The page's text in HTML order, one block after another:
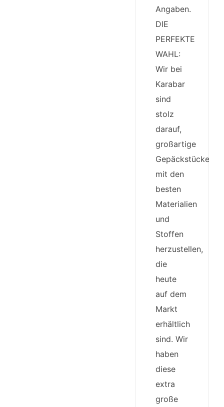
Angaben.
DIE
PERFEKTE
WAHL:
Wir bei
Karabar
sind
stolz
darauf,
großartige
Gepäckstücke
mit den
besten
Materialien
und
Stoffen
herzustellen,
die
heute
auf dem
Markt
erhältlich
sind. Wir
haben
diese
extra
große